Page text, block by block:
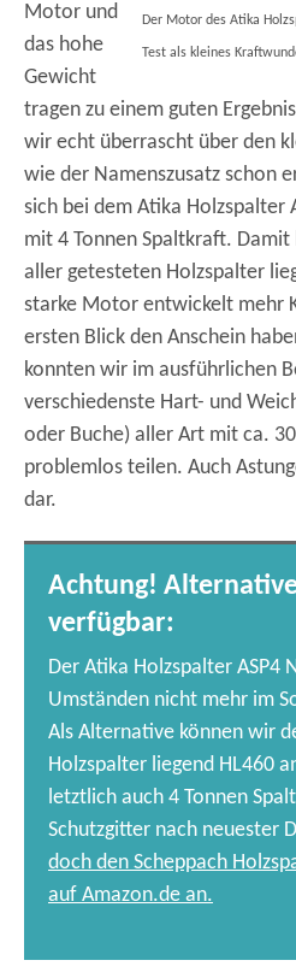
Der Motor des Atika
Test als kleines
Motor und
das hohe
Gewicht
tragen zu einem guten
wir echt überrascht über den
wie der Namenszusatz schon
sich bei dem Atika Holzspalter
mit 4 Tonnen Spaltkraft.
aller getesteten Holzspalter
starke Motor entwickelt mehr
ersten Blick den Anschein
konnten wir im ausführlichen
verschiedenste Hart- und
oder Buche) aller Art mit ca.
problemlos teilen. Auch
dar.
Achtung!
verfügbar:
Der Atika Holzspalter ASP4
Umständen nicht mehr im
Als Alternative können wir
Holzspalter liegend HL460
letztlich auch 4 Tonnen
Schutzgitter nach neuester
doch den Scheppach
auf Amazon.de an.